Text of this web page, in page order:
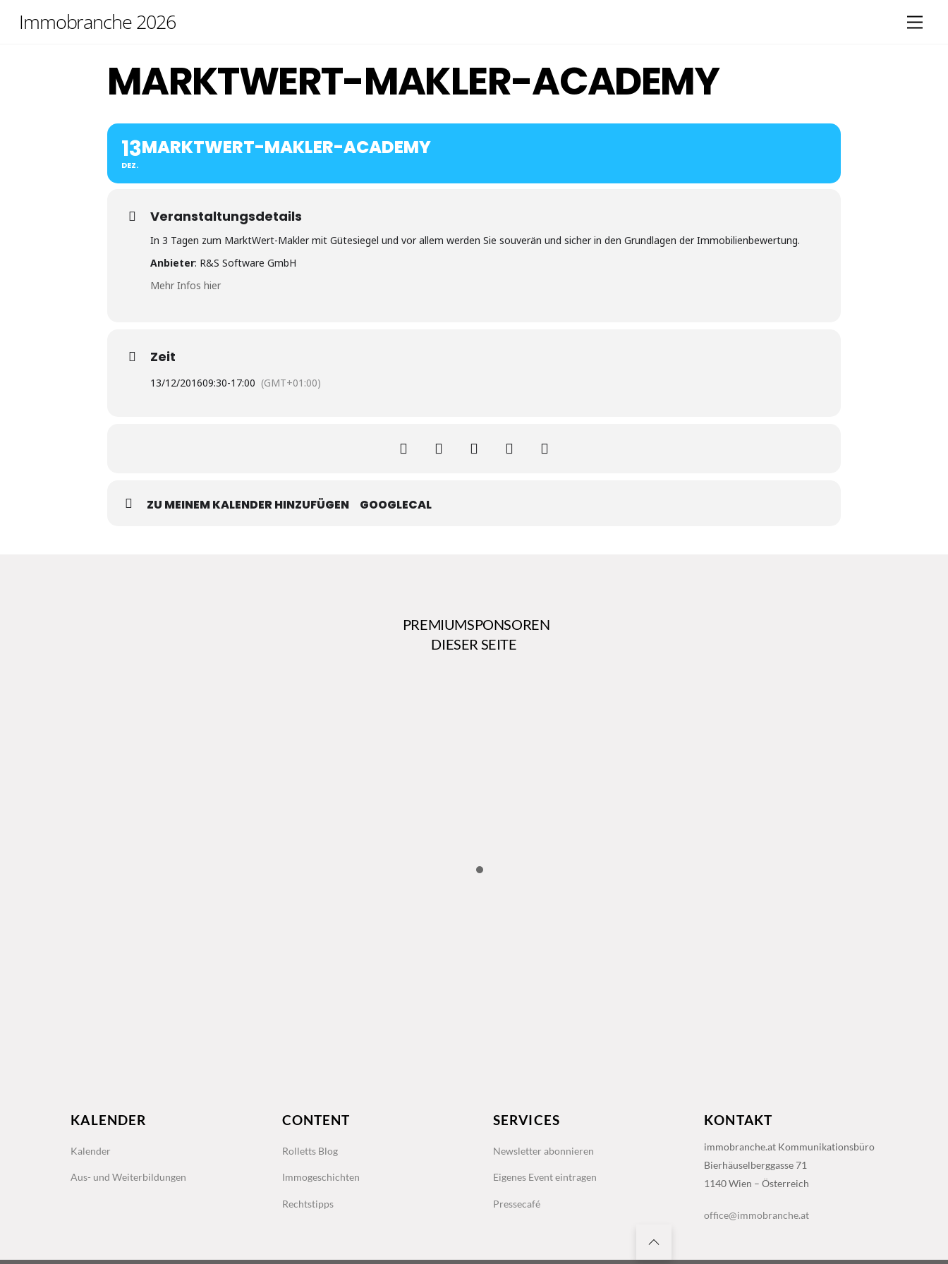
Immobranche 2026
MARKTWERT-MAKLER-ACADEMY
13
DEZ.
MARKTWERT-MAKLER-ACADEMY
Veranstaltungsdetails
In 3 Tagen zum MarktWert-Makler mit Gütesiegel und vor allem werden Sie souverän und sicher in den Grundlagen der Immobilienbewertung.
Anbieter: R&S Software GmbH
Mehr Infos hier
Zeit
13/12/201609:30-17:00 (GMT+01:00)
ZU MEINEM KALENDER HINZUFÜGEN GOOGLECAL
PREMIUMSPONSOREN
DIESER SEITE
KALENDER
Kalender
Aus- und Weiterbildungen
CONTENT
Rolletts Blog
Immogeschichten
Rechtstipps
SERVICES
Newsletter abonnieren
Eigenes Event eintragen
Pressecafé
KONTAKT
immobranche.at Kommunikationsbüro
Bierhäuselberggasse 71
1140 Wien – Österreich
office@immobranche.at